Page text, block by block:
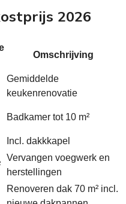
2026
Omschrijving
Gemiddelde
keukenrenovatie
Badkamer tot 10 m²
Incl. dakkkapel
Vervangen voegwerk en
herstellingen
Renoveren dak 70 m² incl.